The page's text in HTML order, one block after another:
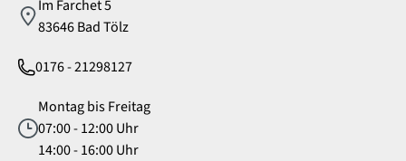
Im Farchet 5
83646 Bad Tölz
0176 - 21298127
Montag bis Freitag
07:00 - 12:00 Uhr
14:00 - 16:00 Uhr